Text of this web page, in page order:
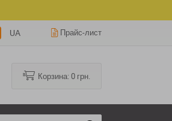
UA Прайс-лист
Корзина: 0 грн.